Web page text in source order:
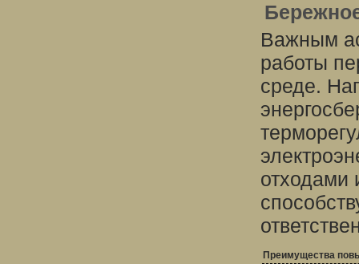
Важным
работы
среде.
отходами
Преимущества